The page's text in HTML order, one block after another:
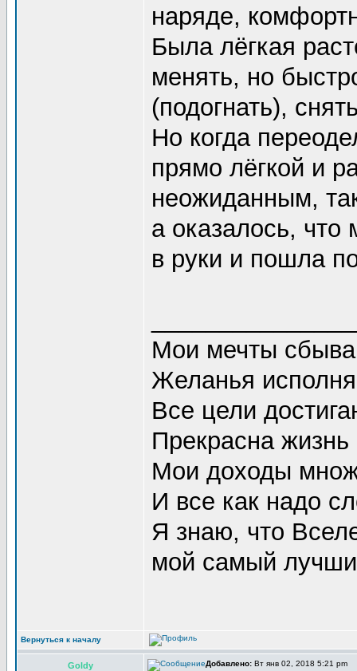
наряде,
Была лёгкая
менять, но
(подогнать),
Но когда
прямо лёгкой и
неожиданным,
а оказалось,
в руки и пошла
Мои мечты
Желанья
Все цели
Прекрасна жизнь
Мои доходы
И все как надо
Я знаю, что
мой самый
Вернуться к началу
Goldy Добавлено: Вт янв 02, 2018 5:21 pm